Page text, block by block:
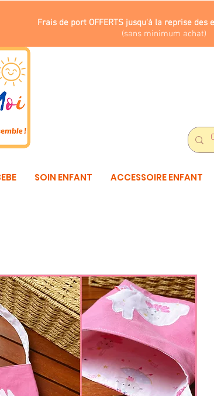
Frais de port OFFERTS jusqu'à la reprise des
(sans minimum achat)
SOIN ENFANT ACCESSOIRE ENFANT